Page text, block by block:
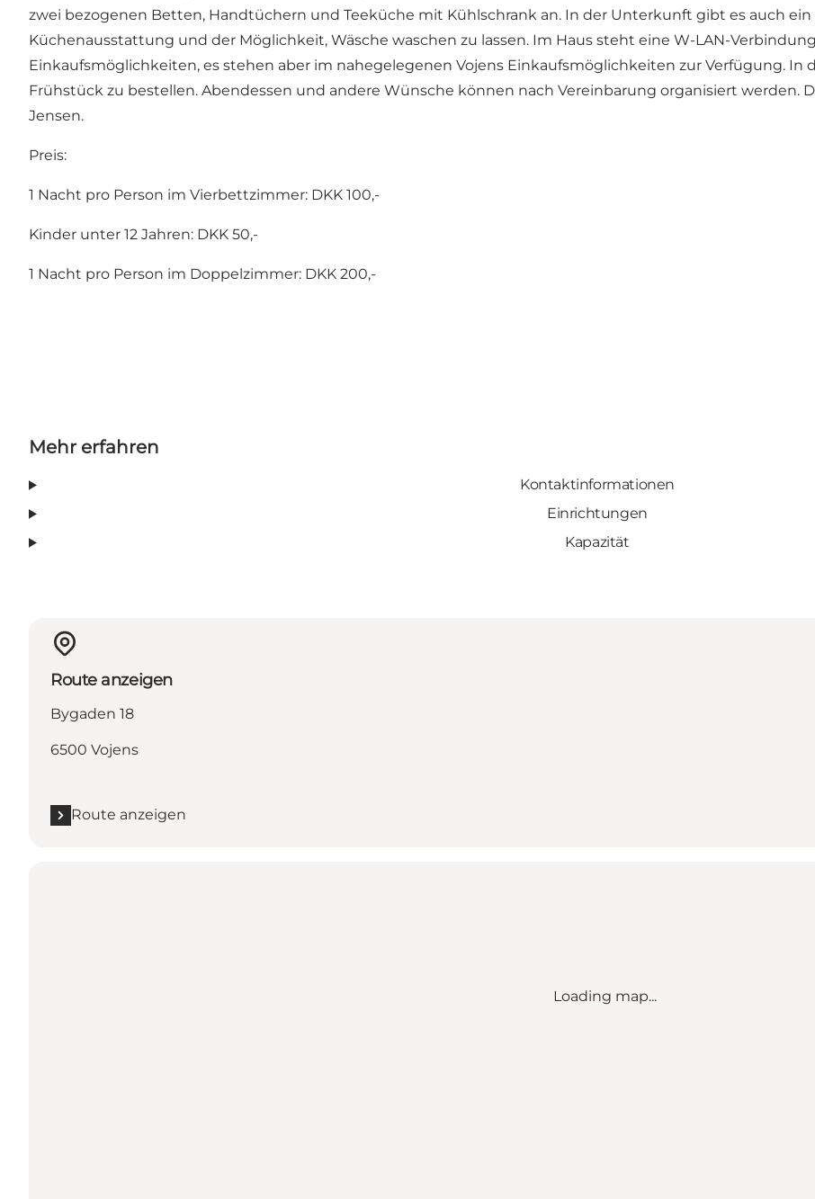
zwei bezogenen Betten, Handtüchern und Teeküche mit Kühlschrank an. In der Unterkunft gibt es auch
Küchenausstattung und der Möglichkeit, Wäsche waschen zu lassen. Im Haus steht eine W-LAN-
Einkaufsmöglichkeiten, es stehen aber im nahegelegenen Vojens Einkaufsmöglichkeiten zur Verfügung. In
Frühstück zu bestellen. Abendessen und andere Wünsche können nach Vereinbarung organisiert werden.
Jensen.
Preis:
1 Nacht pro Person im Vierbettzimmer: DKK 100,-
Kinder unter 12 Jahren: DKK 50,-
1 Nacht pro Person im Doppelzimmer: DKK 200,-
Mehr erfahren
Kontaktinformationen
Einrichtungen
Kapazität
Route anzeigen
Bygaden 18
6500 Vojens
Route anzeigen
Loading map...